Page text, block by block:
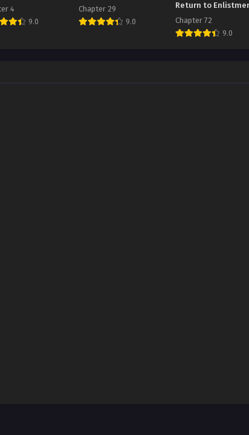
4
9.0
Chapter 29
9.0
Return to
Chapter 72
9.0